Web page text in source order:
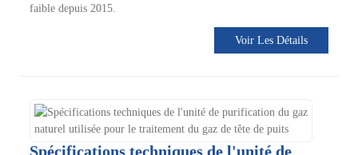
faible depuis 2015.
Voir Les Détails
Spécifications techniques de l'unité de